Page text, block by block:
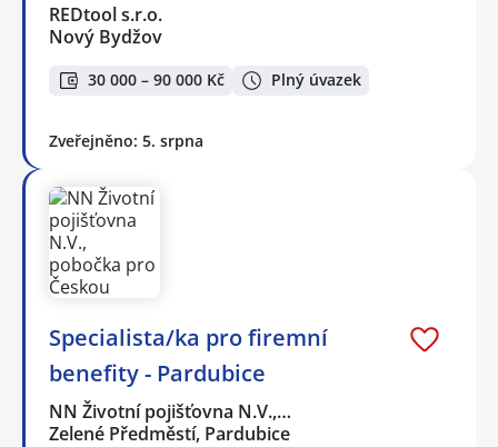
REDtool s.r.o.
Nový Bydžov
30 000 – 90 000 Kč Plný úvazek
Zveřejněno: 5. srpna
Specialista/ka pro firemní
benefity - Pardubice
NN Životní pojišťovna N.V.,…
Zelené Předměstí, Pardubice